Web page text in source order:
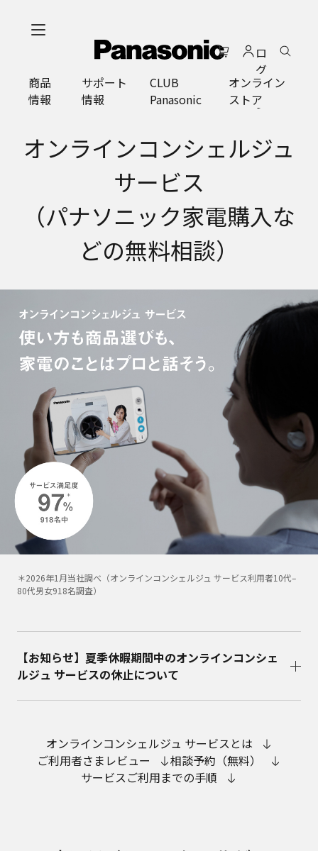
ロ
グ
イ
ン
商品
情報
サポート
情報
CLUB
Panasonic
オンライン
ストア
オンラインコンシェルジュ
サービス
（パナソニック家電購入な
どの無料相談）
＊2026年1月当社調べ（オンラインコンシェルジュ サービス利用者10代–
80代男女918名調査）
【お知らせ】夏季休暇期間中のオンラインコンシェ
ルジュ サービスの休止について
オンラインコンシェルジュ サービスとは
ご利用者さまレビュー
相談予約（無料）
サービスご利用までの手順